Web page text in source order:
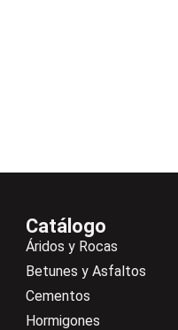
Catálogo
Áridos y Rocas
Betunes y Asfaltos
Cementos
Hormigones